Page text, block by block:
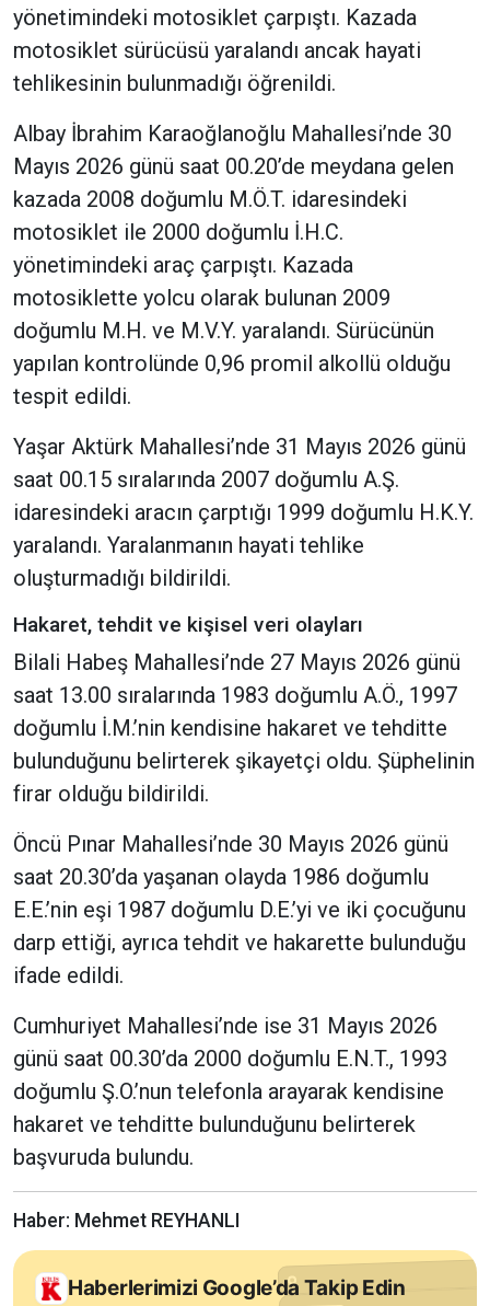
yönetimindeki motosiklet çarpıştı. Kazada
motosiklet sürücüsü yaralandı ancak hayati
tehlikesinin bulunmadığı öğrenildi.
Albay İbrahim Karaoğlanoğlu Mahallesi’nde 30
Mayıs 2026 günü saat 00.20’de meydana gelen
kazada 2008 doğumlu M.Ö.T. idaresindeki
motosiklet ile 2000 doğumlu İ.H.C.
yönetimindeki araç çarpıştı. Kazada
motosiklette yolcu olarak bulunan 2009
doğumlu M.H. ve M.V.Y. yaralandı. Sürücünün
yapılan kontrolünde 0,96 promil alkollü olduğu
tespit edildi.
Yaşar Aktürk Mahallesi’nde 31 Mayıs 2026 günü
saat 00.15 sıralarında 2007 doğumlu A.Ş.
idaresindeki aracın çarptığı 1999 doğumlu H.K.Y.
yaralandı. Yaralanmanın hayati tehlike
oluşturmadığı bildirildi.
Hakaret, tehdit ve kişisel veri olayları
Bilali Habeş Mahallesi’nde 27 Mayıs 2026 günü
saat 13.00 sıralarında 1983 doğumlu A.Ö., 1997
doğumlu İ.M.’nin kendisine hakaret ve tehditte
bulunduğunu belirterek şikayetçi oldu. Şüphelinin
firar olduğu bildirildi.
Öncü Pınar Mahallesi’nde 30 Mayıs 2026 günü
saat 20.30’da yaşanan olayda 1986 doğumlu
E.E.’nin eşi 1987 doğumlu D.E.’yi ve iki çocuğunu
darp ettiği, ayrıca tehdit ve hakarette bulunduğu
ifade edildi.
Cumhuriyet Mahallesi’nde ise 31 Mayıs 2026
günü saat 00.30’da 2000 doğumlu E.N.T., 1993
doğumlu Ş.O.’nun telefonla arayarak kendisine
hakaret ve tehditte bulunduğunu belirterek
başvuruda bulundu.
Haber: Mehmet REYHANLI
Haberlerimizi Google’da Takip Edin